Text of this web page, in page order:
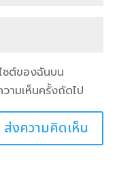
ซต์ของฉันบน
ามเห็นครั้งถัดไป